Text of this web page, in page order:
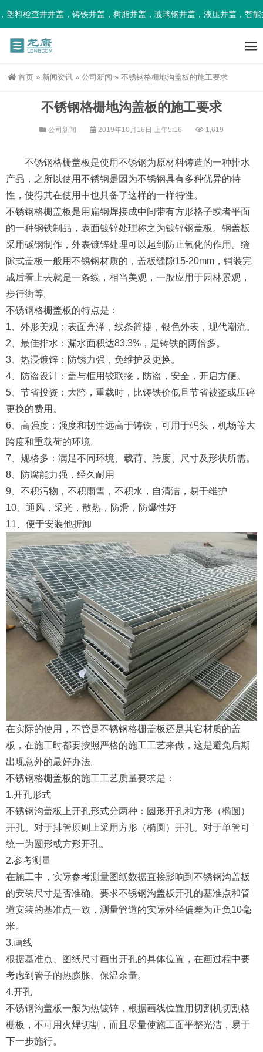
检查井井盖，铸铁井盖，树脂井盖，玻璃钢井盖，液压井盖，智能
首页 » 新闻资讯 » 公司新闻 » 不锈钢格栅地沟盖板的施工要求
不锈钢格栅地沟盖板的施工要求
公司新闻 2019年10月16日 上午5:16 1,619
不锈钢格栅盖板是使用不锈钢为原材料铸造的一种排水
产品，之所以使用不锈钢是因为不锈钢具有多种优异的特
性，使得其在使用中也具备了这样的一样特性。
不锈钢格栅盖板是用扁钢焊接成中间带有方形格子或者平面
的一种钢铁制品，表面镀锌处理称之为镀锌钢盖板。钢盖板
采用碳钢制作，外表镀锌处理可以起到防止氧化的作用。缝
隙式盖板一般用不锈钢材质的，盖板缝隙15-20mm，铺装完
成后看上去就是一条线，相当美观，一般应用于园林景观，
步行街等。
不锈钢格栅盖板的特点是：
1、外形美观：表面亮泽，线条简捷，银色外表，现代潮流。
2、最佳排水：漏水面积达83.3%，是铸铁的两倍多。
3、热浸镀锌：防锈力强，免维护及更换。
4、防盗设计：盖与框用铰联接，防盗，安全，开启方便。
5、节省投资：大跨，重载时，比铸铁价低且节省被盗或压碎
更换的费用。
6、高强度：强度和韧性远高于铸铁，可用于码头，机场等大
跨度和重载荷的环境。
7、规格多：满足不同环境、载荷、跨度、尺寸及形状所需。
8、防腐能力强，经久耐用
9、不积污物，不积雨雪，不积水，自清洁，易于维护
10、通风，采光，散热，防滑，防爆性好
11、便于安装他折卸
在实际的使用，不管是不锈钢格栅盖板还是其它材质的盖
板，在施工时都要按照严格的施工工艺来做，这是避免后期
出现意外的最好办法。
不锈钢格栅盖板的施工工艺质量要求是：
1.开孔形式
不锈钢沟盖板上开孔形式分两种：圆形开孔和方形（椭圆）
开孔。对于排管原则上采用方形（椭圆）开孔。对于单管可
统一为圆形或方形开孔。
2.参考测量
在施工中，实际参考测量图纸数据直接影响到不锈钢沟盖板
的安装尺寸是否准确。要求不锈钢沟盖板开孔的基准点和管
道安装的基准点一致，测量管道的实际外径偏差为正负10毫
米。
3.画线
根据基准点、图纸尺寸画出开孔的具体位置，在画过程中要
考虑到管子的热膨胀、保温余量。
4.开孔
不锈钢沟盖板一般为热镀锌，根据画线位置用切割机切割格
栅板，不可用火焊切割，而且尽量使施工面平整光洁，易于
下一步施行。